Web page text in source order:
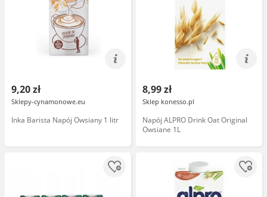
9,20 zł
Sklepy-cynamonowe.eu
Inka Barista Napój Owsiany 1 litr
8,99 zł
Sklep konesso.pl
Napój ALPRO Drink Oat Original
Owsiane 1L